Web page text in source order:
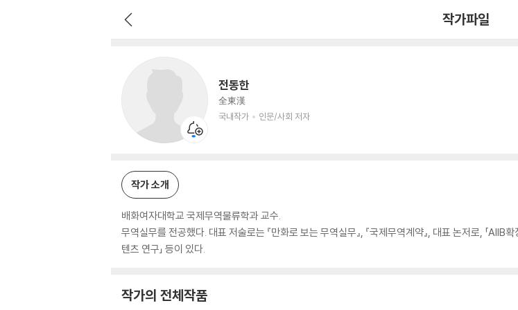
작가파일
전동한
全東漢
국내작가
인문/사회 저자
작가 소개
배화여자대학교 국제무역물류학과 교수.
무역실무를 전공했다. 대표 저술로는 『만화로 보는 무역실무』, 『국제무역계약』, 대표 논저로, 「
텐츠 연구」 등이 있다.
작가의 전체작품